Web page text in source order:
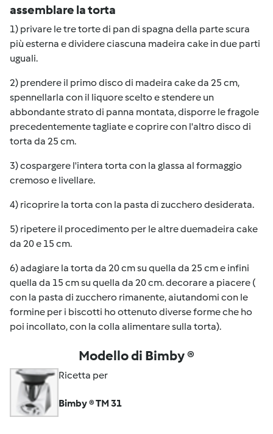
assemblare la torta
1) privare le tre torte di pan di spagna della parte scura
più esterna e dividere ciascuna madeira cake in due parti
uguali.
2) prendere il primo disco di madeira cake da 25 cm,
spennellarla con il liquore scelto e stendere un
abbondante strato di panna montata, disporre le fragole
precedentemente tagliate e coprire con l'altro disco di
torta da 25 cm.
3) cospargere l'intera torta con la glassa al formaggio
cremoso e livellare.
4) ricoprire la torta con la pasta di zucchero desiderata.
5) ripetere il procedimento per le altre duemadeira cake
da 20 e 15 cm.
6) adagiare la torta da 20 cm su quella da 25 cm e infini
quella da 15 cm su quella da 20 cm. decorare a piacere (
con la pasta di zucchero rimanente, aiutandomi con le
formine per i biscotti ho ottenuto diverse forme che ho
poi incollato, con la colla alimentare sulla torta).
Modello di Bimby ®
Ricetta per
Bimby ® TM 31